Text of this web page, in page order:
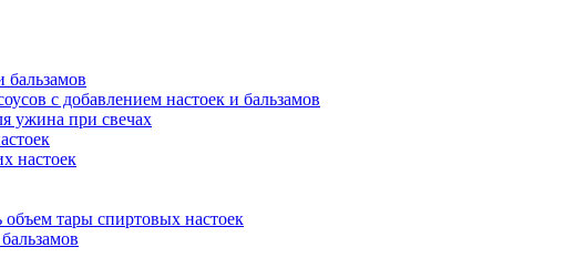
бальзамов
с добавлением настоек и бальзамов
ужина при свечах
настоек
тары спиртовых настоек